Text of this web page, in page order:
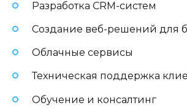
Разработка CRM-систем
Создание веб-решений для
Облачные сервисы
Техническая поддержка
Обучение и консалтинг